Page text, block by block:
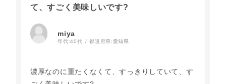
て、すごく美味しいです?
miya
年代:40代 都道府県:愛知県
濃厚なのに重たくなくて、すっきりしていて、す